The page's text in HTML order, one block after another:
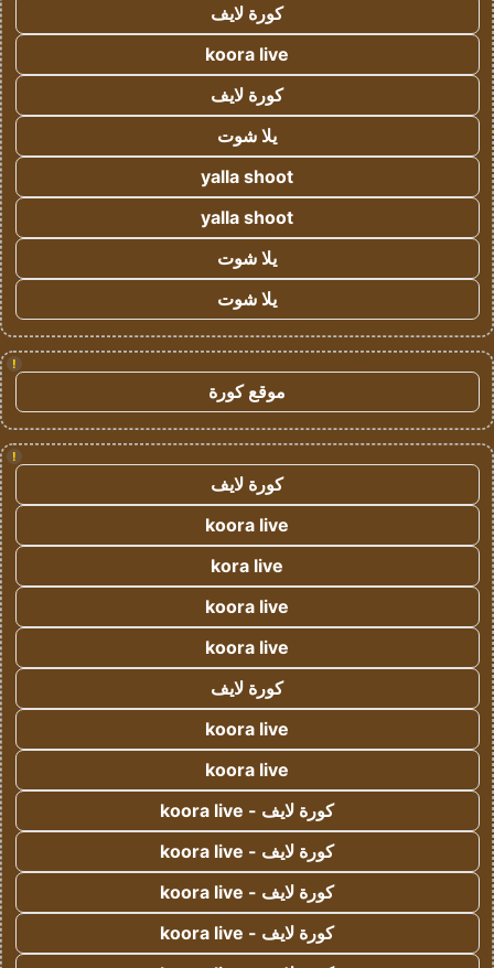
كورة لايف
koora live
كورة لايف
يلا شوت
yalla shoot
yalla shoot
يلا شوت
يلا شوت
!
موقع كورة
!
كورة لايف
koora live
kora live
koora live
koora live
كورة لايف
koora live
koora live
كورة لايف - koora live
كورة لايف - koora live
كورة لايف - koora live
كورة لايف - koora live